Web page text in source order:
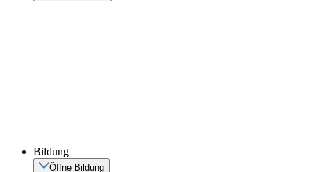
Bildung
Öffne Bildung